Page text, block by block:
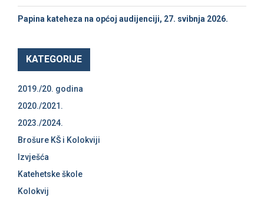
Papina kateheza na općoj audijenciji, 27. svibnja 2026.
KATEGORIJE
2019./20. godina
2020./2021.
2023./2024.
Brošure KŠ i Kolokviji
Izvješća
Katehetske škole
Kolokvij